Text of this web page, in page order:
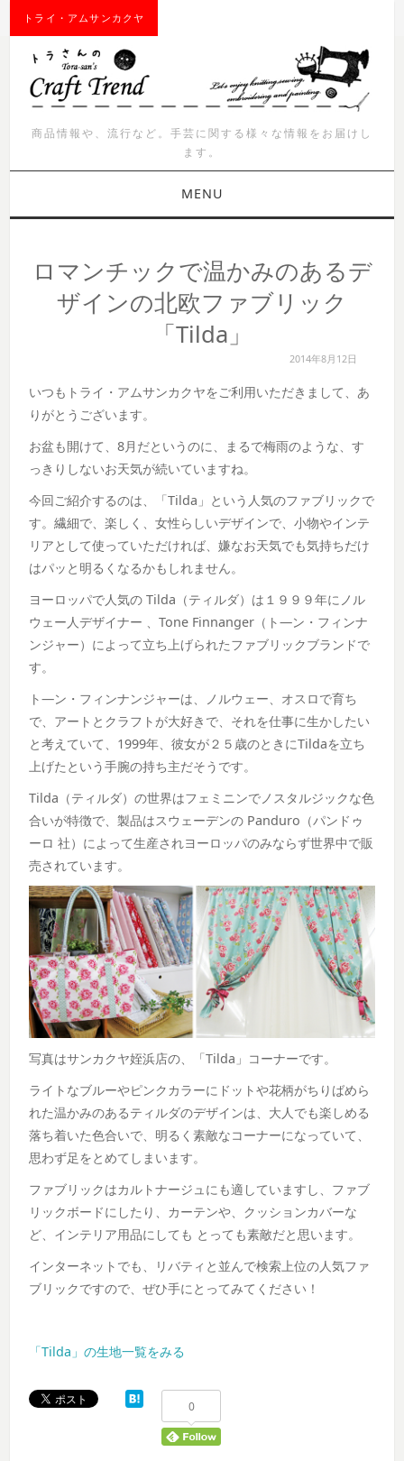
トライ・アムサンカクヤ
商品情報や、流行など。手芸に関する様々な情報をお届けし
ます。
MENU
商品紹介
ロマンチックで温かみのあるデ
ザインの北欧ファブリック
「Tilda」
2014年8月12日
いつもトライ・アムサンカクヤをご利用いただきまして、あ
りがとうございます。
お盆も開けて、8月だというのに、まるで梅雨のような、す
っきりしないお天気が続いていますね。
今回ご紹介するのは、「Tilda」という人気のファブリックで
す。繊細で、楽しく、女性らしいデザインで、小物やインテ
リアとして使っていただければ、嫌なお天気でも気持ちだけ
はパッと明るくなるかもしれません。
ヨーロッパで人気の Tilda（ティルダ）は１９９９年にノル
ウェー人デザイナー 、Tone Finnanger（ト―ン・フィンナ
ンジャー）によって立ち上げられたファブリックブランドで
す。
ト―ン・フィンナンジャーは、ノルウェー、オスロで育ち
で、アートとクラフトが大好きで、それを仕事に生かしたい
と考えていて、1999年、彼女が２５歳のときにTildaを立ち
上げたという手腕の持ち主だそうです。
Tilda（ティルダ）の世界はフェミニンでノスタルジックな色
合いが特徴で、製品はスウェーデンの Panduro（パンドゥ
ーロ 社）によって生産されヨーロッパのみならず世界中で販
売されています。
写真はサンカクヤ姪浜店の、「Tilda」コーナーです。
ライトなブルーやピンクカラーにドットや花柄がちりばめら
れた温かみのあるティルダのデザインは、大人でも楽しめる
落ち着いた色合いで、明るく素敵なコーナーになっていて、
思わず足をとめてしまいます。
ファブリックはカルトナージュにも適していますし、ファブ
リックボードにしたり、カーテンや、クッションカバーな
ど、インテリア用品にしても とっても素敵だと思います。
インターネットでも、リバティと並んで検索上位の人気ファ
ブリックですので、ぜひ手にとってみてください！
「Tilda」の生地一覧をみる
0